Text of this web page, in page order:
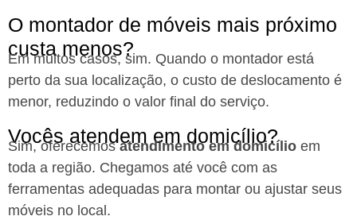
O montador de móveis mais próximo
custa menos?
Em muitos casos, sim. Quando o montador está
perto da sua localização, o custo de deslocamento é
menor, reduzindo o valor final do serviço.
Vocês atendem em domicílio?
Sim, oferecemosatendimento em domicílio em
toda a região. Chegamos até você com as
ferramentas adequadas para montar ou ajustar seus
móveis no local.